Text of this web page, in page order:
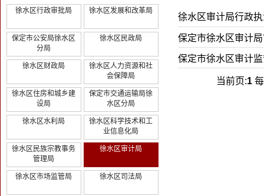
徐水区行政审批局 徐水区发展和改革局
保定市公安局徐水区
分局
徐水区民政局
徐水区财政局
徐水区人力资源和社
会保障局
徐水区住房和城乡建
设局
保定市交通运输局徐
水区分局
徐水区水利局
徐水区科学技术和工
业信息化局
徐水区民族宗教事务
管理局
徐水区审计局
徐水区市场监管局 徐水区司法局
徐水区审计局行政
保定市徐水区审计
保定市徐水区审计
当前页:1